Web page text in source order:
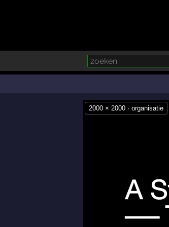
2000 × 2000 · organisatie